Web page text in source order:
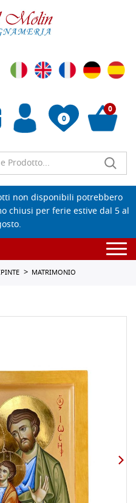
0
vuota
0
non disponibili potrebbero
chiusi per ferie estive dal 5 al
MATRIMONIO